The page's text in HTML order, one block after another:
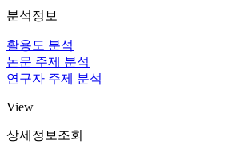
분석정보
활용도 분석
논문 주제 분석
연구자 주제 분석
View
상세정보조회